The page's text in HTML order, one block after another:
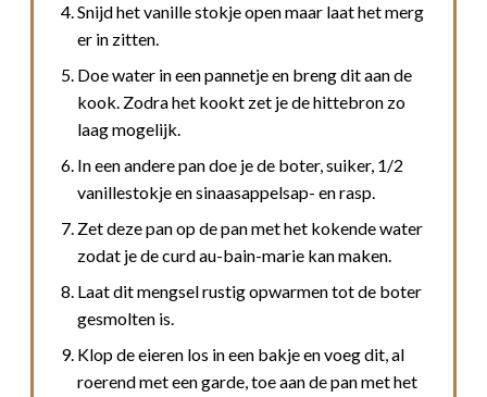
Snijd het vanille stokje open maar laat het merg
er in zitten.
Doe water in een pannetje en breng dit aan de
kook. Zodra het kookt zet je de hittebron zo
laag mogelijk.
In een andere pan doe je de boter, suiker, 1/2
vanillestokje en sinaasappelsap- en rasp.
Zet deze pan op de pan met het kokende water
zodat je de curd au-bain-marie kan maken.
Laat dit mengsel rustig opwarmen tot de boter
gesmolten is.
Klop de eieren los in een bakje en voeg dit, al
roerend met een garde, toe aan de pan met het